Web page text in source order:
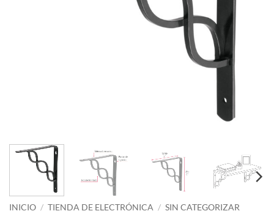
INICIO / TIENDA DE ELECTRÓNICA / SIN CATEGORIZAR